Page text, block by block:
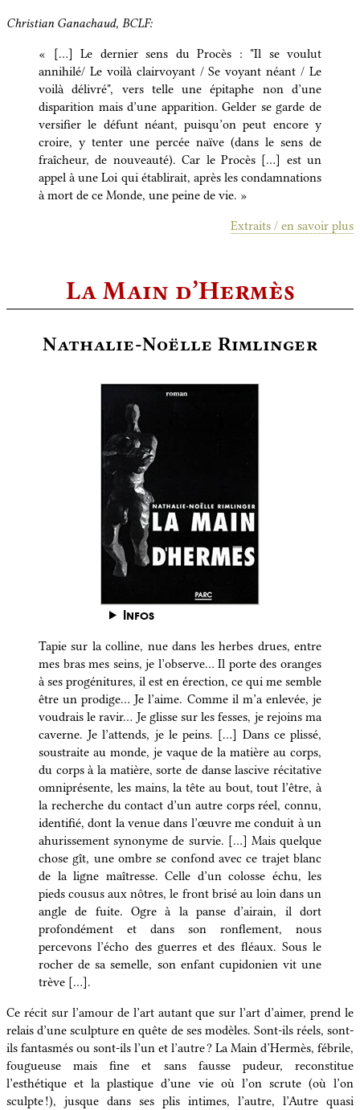
Christian Ganachaud, BCLF:
« […] Le dernier sens du Procès : "Il se voulut
annihilé/ Le voilà clairvoyant / Se voyant néant / Le
voilà délivré", vers telle une épitaphe non d’une
disparition mais d’une apparition. Gelder se garde de
versifier le défunt néant, puisqu’on peut encore y
croire, y tenter une percée naïve (dans le sens de
fraîcheur, de nouveauté). Car le Procès […] est un
appel à une Loi qui établirait, après les condamnations
à mort de ce Monde, une peine de vie. »
Extraits / en savoir plus
La Main d’Hermès
Nathalie-Noëlle Rimlinger
Infos
Tapie sur la colline, nue dans les herbes drues, entre
mes bras mes seins, je l’observe… Il porte des oranges
à ses progénitures, il est en érection, ce qui me semble
être un prodige… Je l’aime. Comme il m’a enlevée, je
voudrais le ravir… Je glisse sur les fesses, je rejoins ma
caverne. Je l’attends, je le peins. […] Dans ce plissé,
soustraite au monde, je vaque de la matière au corps,
du corps à la matière, sorte de danse lascive récitative
omniprésente, les mains, la tête au bout, tout l’être, à
la recherche du contact d’un autre corps réel, connu,
identifié, dont la venue dans l’œuvre me conduit à un
ahurissement synonyme de survie. […] Mais quelque
chose gît, une ombre se confond avec ce trajet blanc
de la ligne maîtresse. Celle d’un colosse échu, les
pieds cousus aux nôtres, le front brisé au loin dans un
angle de fuite. Ogre à la panse d’airain, il dort
profondément et dans son ronflement, nous
percevons l’écho des guerres et des fléaux. Sous le
rocher de sa semelle, son enfant cupidonien vit une
trève […].
Ce récit sur l’amour de l’art autant que sur l’art d’aimer, prend le
relais d’une sculpture en quête de ses modèles. Sont-ils réels, sont-
ils fantasmés ou sont-ils l’un et l’autre ? La Main d’Hermès, fébrile,
fougueuse mais fine et sans fausse pudeur, reconstitue
l’esthétique et la plastique d’une vie où l’on scrute (où l’on
sculpte !), jusque dans ses plis intimes, l’autre, l’Autre quasi